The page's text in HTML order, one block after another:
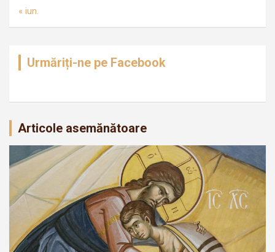
« iun.
Urmăriți-ne pe Facebook
Articole asemănătoare